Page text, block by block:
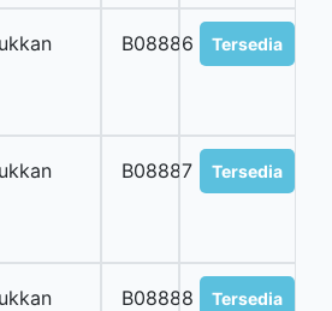
B08886 Tersedia
B08887 Tersedia
B08888 Tersedia